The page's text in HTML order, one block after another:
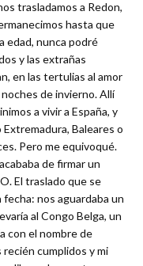
trasladamos a Redon,
hasta que
edad, nunca podré
y las extrañas
en las tertulias al amor
de invierno. Allí
a vivir a España, y
Baleares o
Pero me equivoqué.
de firmar un
El traslado que se
nos aguardaba un
al Congo Belga, un
con el nombre de
recién cumplidos y mi